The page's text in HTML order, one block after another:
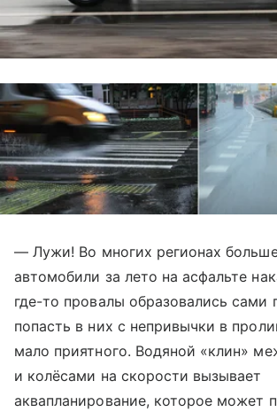
— Лужи! Во многих регионах
автомобили за лето на асфальте
где-то провалы образовались сами
попасть в них с непривычки в
мало приятного. Водяной «клин»
и колёсами на скорости вызывает
аквапланирование, которое может